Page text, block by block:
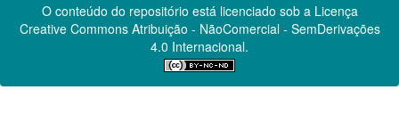
O conteúdo do repositório está licenciado sob a Licença
Creative CommonsAtribuição - NãoComercial - SemDerivações
4.0 Internacional.